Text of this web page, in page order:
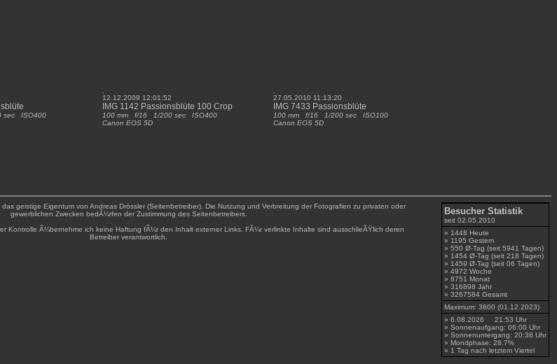
sec ISO400
12.12.2009 12:01:52
IMG 1142 Passionsblüte 100 Crop
100 mm f/16 1/200 sec ISO400
Canon EOS 5D
27.05.2010 11:13:20
IMG 7433 Passionsblüte
100 mm f/16 1/200 sec ISO100
Canon EOS 5D
geistige Eigentum von Andreas Drössler (Seitenbetreiber). Die Nutzung und Verbreitung der Fotografien zu privaten oder
gewerblichen Zwecken bedÃ¼rfen der Zustimmung des Seitenbetreibers.
Kontrolle Ã¼bernehme ich keine Haftung fÃ¼r den Inhalt externer Links. FÃ¼r verlinkte Inhalte sind ausschlieÃŸlich deren
Betreiber verantwortlich.
Besucher Statistik
seit 02.05.2010
» 1448 Heute
» 1195 Gestern
» 550 Ø-Tag (seit 5941 Tagen)
» 1454 Ø-Tag (seit 218 Tagen)
» 1459 Ø-Tag (seit 06 Tagen)
» 4972 Woche
» 8751 Monat
» 316898 Jahr
» 3267584 Gesamt
Maximum: 3600 (01.12.2023)
» 6.08.2026 21:53 Uhr
» Sonnenaufgang: 06:00 Uhr
» Sonnenuntergang: 20:38 Uhr
» Mondphase: 28.7%
» 1 Tag nach letztem Viertel